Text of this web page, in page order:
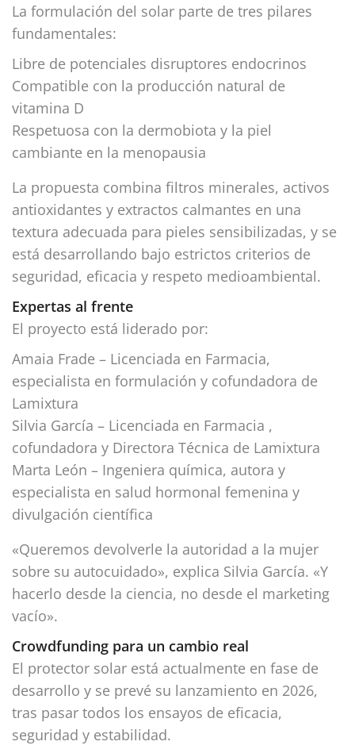
La formulación del solar parte de tres pilares
fundamentales:
Libre de potenciales disruptores endocrinos
Compatible con la producción natural de
vitamina D
Respetuosa con la dermobiota y la piel
cambiante en la menopausia
La propuesta combina filtros minerales, activos
antioxidantes y extractos calmantes en una
textura adecuada para pieles sensibilizadas, y se
está desarrollando bajo estrictos criterios de
seguridad, eficacia y respeto medioambiental.
Expertas al frente
El proyecto está liderado por:
Amaia Frade – Licenciada en Farmacia,
especialista en formulación y cofundadora de
Lamixtura
Silvia García – Licenciada en Farmacia ,
cofundadora y Directora Técnica de Lamixtura
Marta León – Ingeniera química, autora y
especialista en salud hormonal femenina y
divulgación científica
«Queremos devolverle la autoridad a la mujer
sobre su autocuidado», explica Silvia García. «Y
hacerlo desde la ciencia, no desde el marketing
vacío».
Crowdfunding para un cambio real
El protector solar está actualmente en fase de
desarrollo y se prevé su lanzamiento en 2026,
tras pasar todos los ensayos de eficacia,
seguridad y estabilidad.